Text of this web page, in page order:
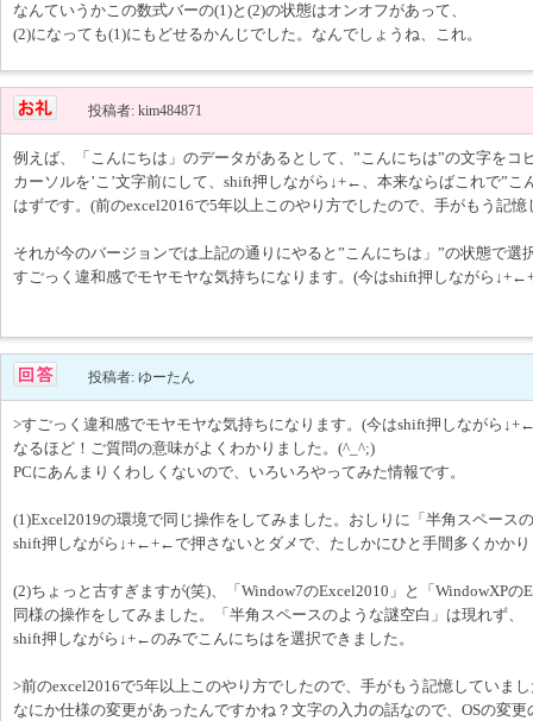
なんていうかこの数式バーの(1)と(2)の状態はオンオフがあって、
(2)になっても(1)にもどせるかんじでした。なんでしょうね、これ。
投稿者: kim484871
例えば、「こんにちは」のデータがあるとして、”こんにちは”の文字をコ
カーソルを’こ’文字前にして、shift押しながら↓+←、本来ならばこれで”こ
はずです。(前のexcel2016で5年以上このやり方でしたので、手がもう記憶
それが今のバージョンでは上記の通りにやると”こんにちは」”の状態で選
すごっく違和感でモヤモヤな気持ちになります。(今はshift押しながら
投稿者: ゆーたん
>すごっく違和感でモヤモヤな気持ちになります。(今はshift押しながら
なるほど！ご質問の意味がよくわかりました。(^_^;)
PCにあんまりくわしくないので、いろいろやってみた情報です。
(1)Excel2019の環境で同じ操作をしてみました。おしりに「半角スペース
shift押しながら↓+←+←で押さないとダメで、たしかにひと手間多くかか
(2)ちょっと古すぎますが(笑)、「Window7のExcel2010」と「WindowXPの
同様の操作をしてみました。「半角スペースのような謎空白」は現れず、
shift押しながら↓+←のみでこんにちはを選択できました。
>前のexcel2016で5年以上このやり方でしたので、手がもう記憶していま
なにか仕様の変更があったんですかね？文字の入力の話なので、OSの変更